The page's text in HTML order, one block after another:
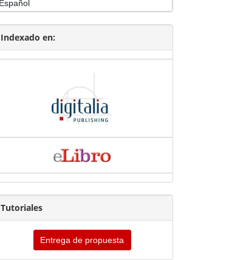
Indexado en:
Tutoriales
Entrega de propuesta